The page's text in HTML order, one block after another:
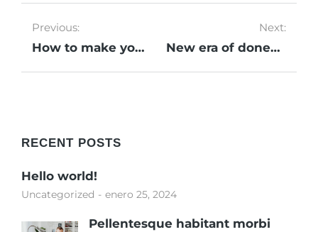
Previous:
How to make your malesuada lorem
Next:
New era of donec sit amet sodales ipsum fermentum
RECENT POSTS
Hello world!
Uncategorized enero 25, 2024
Pellentesque habitant morbi